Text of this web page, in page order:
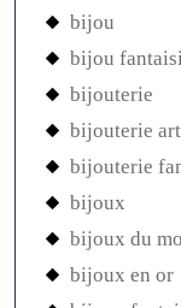
bijou
bijou
bijouterie
bijouterie
bijouterie
bijoux
bijoux du
bijoux en or